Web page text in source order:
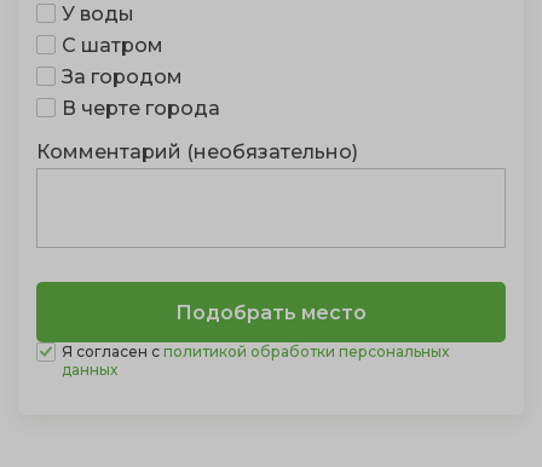
У воды
С шатром
За городом
В черте города
Комментарий (необязательно)
Я согласен с политикой обработки персональных
данных